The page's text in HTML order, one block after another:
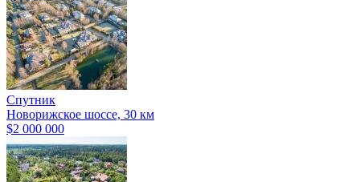
Спутник
Новорижское шоссе, 30 км
$2 000 000